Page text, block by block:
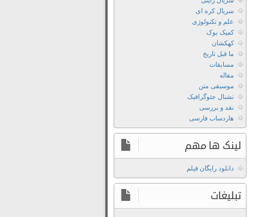
فارسی
فیلم
The
Standard
2020
دانلود
فیلم
The
Standard
2020
دانلود
فیلم
The
Standard
2020
سریال کره ای
علم و تکنولوژی
کمیک بوک
کهکشان
ما قبل تاریخ
مسابقات
مقاله
موسیقی متن
نشنال جئوگرافیک
نقد و بررسی
هاردساب فارسی
لینک ها مهم
دانلود رایگان فیلم
تبلیغات